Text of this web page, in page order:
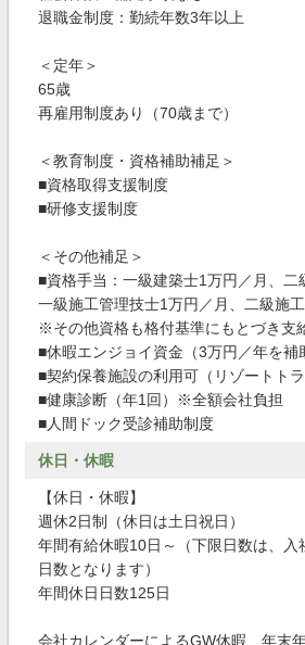
退職金制度：勤続年数3年以上
＜定年＞
65歳
再雇用制度あり（70歳まで）
＜教育制度・資格補助補足＞
■資格取得支援制度
■研修支援制度
＜その他補足＞
■資格手当：一級建築士1万円／月、二
一級施工管理技士1万円／月、二級施
※その他資格も格付基準にもとづき支
■休暇エンジョイ資金（3万円／年を補
■契約保養施設の利用可（リゾートトラ
■健康診断（年1回）※全額会社負担
■人間ドック受診補助制度
休日・休暇
【休日・休暇】
週休2日制（休日は土日祝日）
年間有給休暇10日～（下限日数は、入
日数となります）
年間休日日数125日
会社カレンダーによるGW休暇、年末